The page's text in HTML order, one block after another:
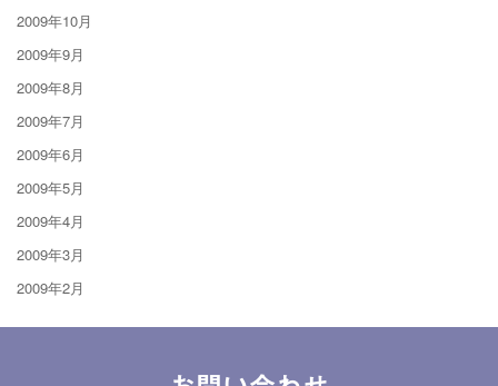
2009年10月
2009年9月
2009年8月
2009年7月
2009年6月
2009年5月
2009年4月
2009年3月
2009年2月